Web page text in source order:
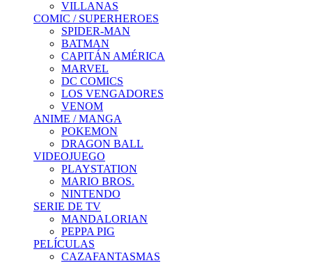
VILLANAS
COMIC / SUPERHEROES
SPIDER-MAN
BATMAN
CAPITÁN AMÉRICA
MARVEL
DC COMICS
LOS VENGADORES
VENOM
ANIME / MANGA
POKEMON
DRAGON BALL
VIDEOJUEGO
PLAYSTATION
MARIO BROS.
NINTENDO
SERIE DE TV
MANDALORIAN
PEPPA PIG
PELÍCULAS
CAZAFANTASMAS